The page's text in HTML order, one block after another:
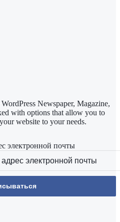
Newspaper, Magazine,
with options that allow you to
website to your needs.
электронной почты